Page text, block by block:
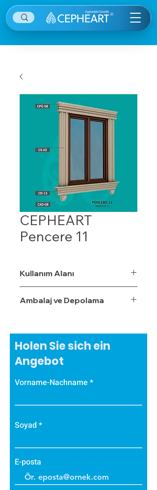
CEPHEART
Pencere 11
Kullanım Alanı
Ambalaj ve Depolama
Holen Sie sich ein
Angebot
Vorname-Nachname
Soyad
E-posta